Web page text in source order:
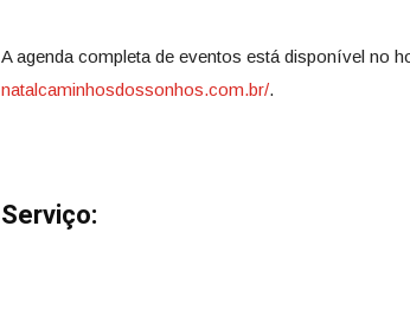
A agenda completa de eventos está disponível no
natalcaminhosdossonhos.com.br/.
Serviço: